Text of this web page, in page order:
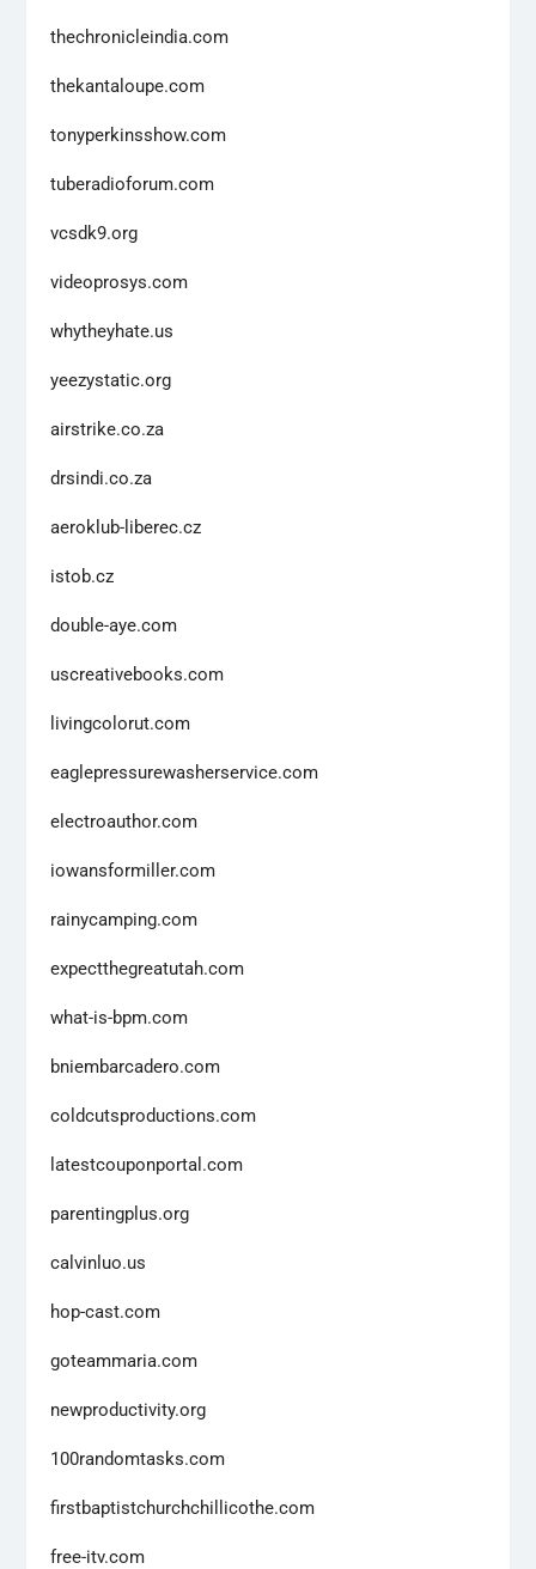
thechronicleindia.com
thekantaloupe.com
tonyperkinsshow.com
tuberadioforum.com
vcsdk9.org
videoprosys.com
whytheyhate.us
yeezystatic.org
airstrike.co.za
drsindi.co.za
aeroklub-liberec.cz
istob.cz
double-aye.com
uscreativebooks.com
livingcolorut.com
eaglepressurewasherservice.com
electroauthor.com
iowansformiller.com
rainycamping.com
expectthegreatutah.com
what-is-bpm.com
bniembarcadero.com
coldcutsproductions.com
latestcouponportal.com
parentingplus.org
calvinluo.us
hop-cast.com
goteammaria.com
newproductivity.org
100randomtasks.com
firstbaptistchurchchillicothe.com
free-itv.com